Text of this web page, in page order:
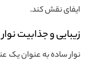
ایفای نقش کند.
زیبایی و جذابیت
نوار ساده به عنوان یک